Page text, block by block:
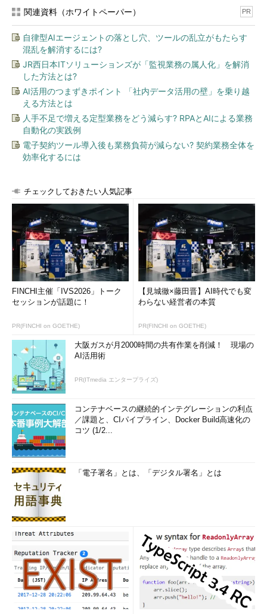
関連資料（ホワイトペーパー） PR
自律型AIエージェントの落とし穴、ツールの乱立がもたらす
混乱を解消するには?
JR西日本ITソリューションズが「監視業務の属人化」を解消
した方法とは?
AI活用のつまずきポイント 「社内データ活用の壁」を乗り越
える方法とは
人手不足で増える定型業務をどう減らす? RPAとAIによる業務
自動化の実践例
電子契約ツール導入後も業務負荷が減らない? 契約業務全体を
効率化するには
チェックしておきたい人気記事
FINCHI主催「IVS2026」トーク
セッションが話題に！
PR(FINCHI on GOETHE)
【見城徹×藤田晋】AI時代でも変
わらない経営者の本質
PR(FINCHI on GOETHE)
大阪ガスが月2000時間の共有作業を削減！ 現場の
AI活用術
PR(ITmedia エンタープライズ)
コンテナベースの継続的インテグレーションの利点
／課題と、CIパイプライン、Docker Build高速化の
コツ (1/2...
「電子署名」とは、「デジタル署名」とは